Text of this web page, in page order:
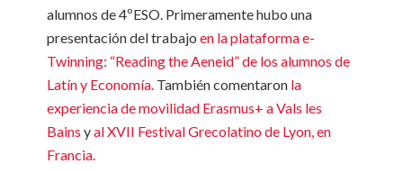
alumnos de 4ºESO. Primeramente hubo una
presentación del trabajoen la plataforma e-
Twinning: “Reading the Aeneid” de los alumnos de
Latín y Economía. También comentaron la
experiencia de movilidad Erasmus+ a Vals les
Bains yal XVII Festival Grecolatino de Lyon, en
Francia.